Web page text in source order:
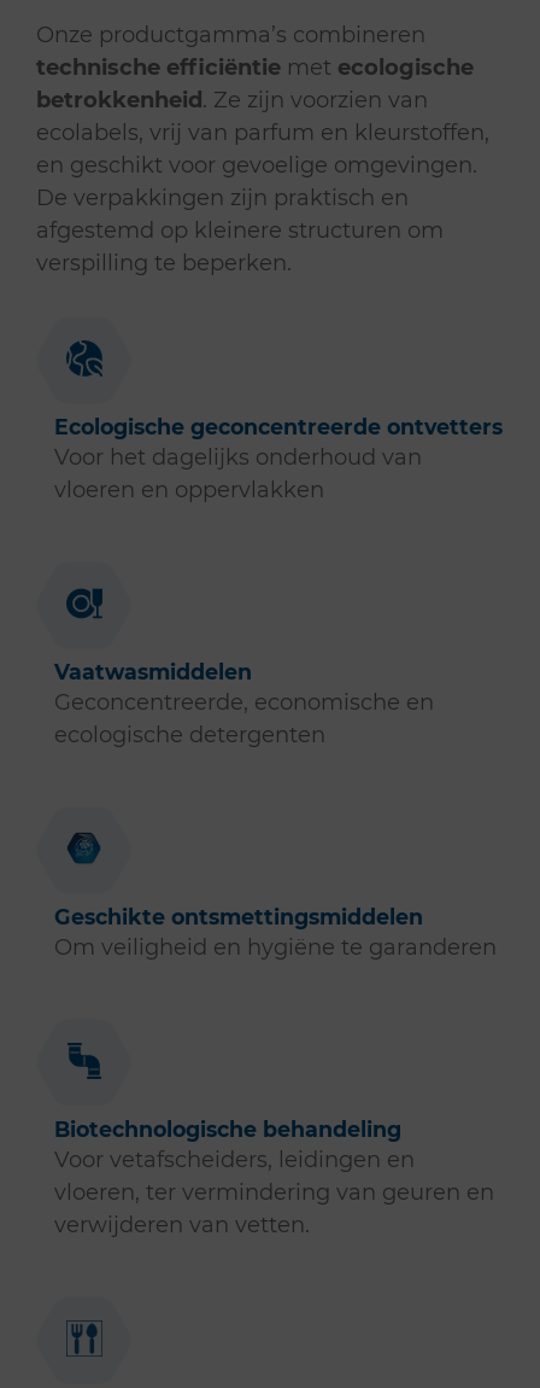
Onze productgamma’s combineren
technische efficiëntie met ecologische
betrokkenheid . Ze zijn voorzien van
ecolabels, vrij van parfum en kleurstoffen,
en geschikt voor gevoelige omgevingen.
De verpakkingen zijn praktisch en
afgestemd op kleinere structuren om
verspilling te beperken.
Ecologische geconcentreerde ontvetters
Voor het dagelijks onderhoud van
vloeren en oppervlakken
Vaatwasmiddelen
Geconcentreerde, economische en
ecologische detergenten
Geschikte ontsmettingsmiddelen
Om veiligheid en hygiëne te garanderen
Biotechnologische behandeling
Voor vetafscheiders, leidingen en
vloeren, ter vermindering van geuren en
verwijderen van vetten.